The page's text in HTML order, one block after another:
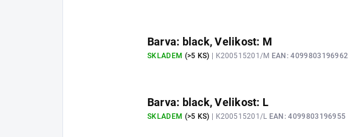
Barva: black, Velikost: M
SKLADEM (>5 KS) | K200515201/M EAN: 4099803196962
Barva: black, Velikost: L
SKLADEM (>5 KS) | K200515201/L EAN: 4099803196955